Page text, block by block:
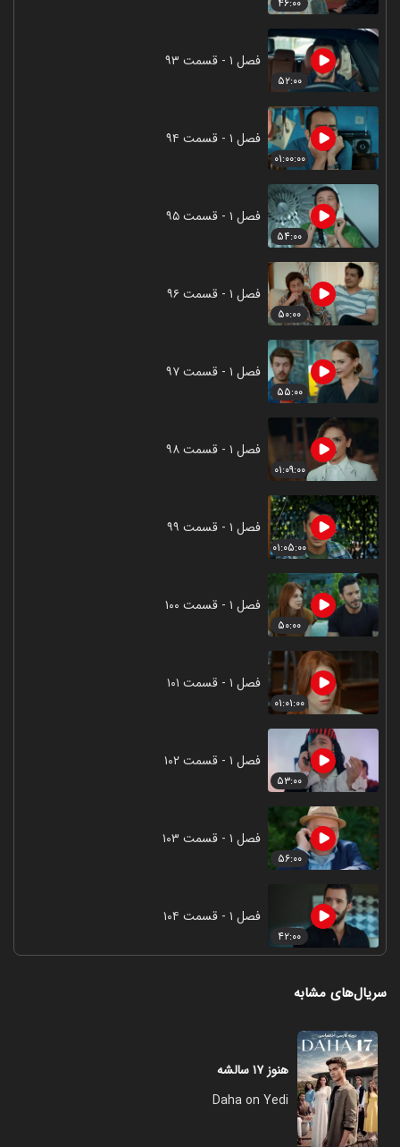
۴۶:۰۰
۵۲:۰۰
فصل ۱ - قسمت ۹۳
۰۱:۰۰:۰۰
فصل ۱ - قسمت ۹۴
۵۴:۰۰
فصل ۱ - قسمت ۹۵
۵۰:۰۰
فصل ۱ - قسمت ۹۶
۵۵:۰۰
فصل ۱ - قسمت ۹۷
۰۱:۰۹:۰۰
فصل ۱ - قسمت ۹۸
۰۱:۰۵:۰۰
فصل ۱ - قسمت ۹۹
۵۰:۰۰
فصل ۱ - قسمت ۱۰۰
۰۱:۰۱:۰۰
فصل ۱ - قسمت ۱۰۱
۵۳:۰۰
فصل ۱ - قسمت ۱۰۲
۵۶:۰۰
فصل ۱ - قسمت ۱۰۳
۴۲:۰۰
فصل ۱ - قسمت ۱۰۴
سریال‌های مشابه
هنوز ۱۷ سالشه
Daha on Yedi